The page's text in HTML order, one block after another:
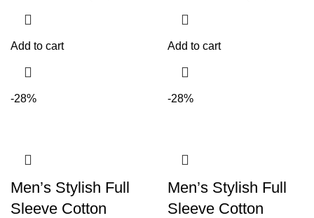
Add to cart Add to cart
-28%
Men’s Stylish Full
Sleeve Cotton
-28%
Men’s Stylish Full
Sleeve Cotton